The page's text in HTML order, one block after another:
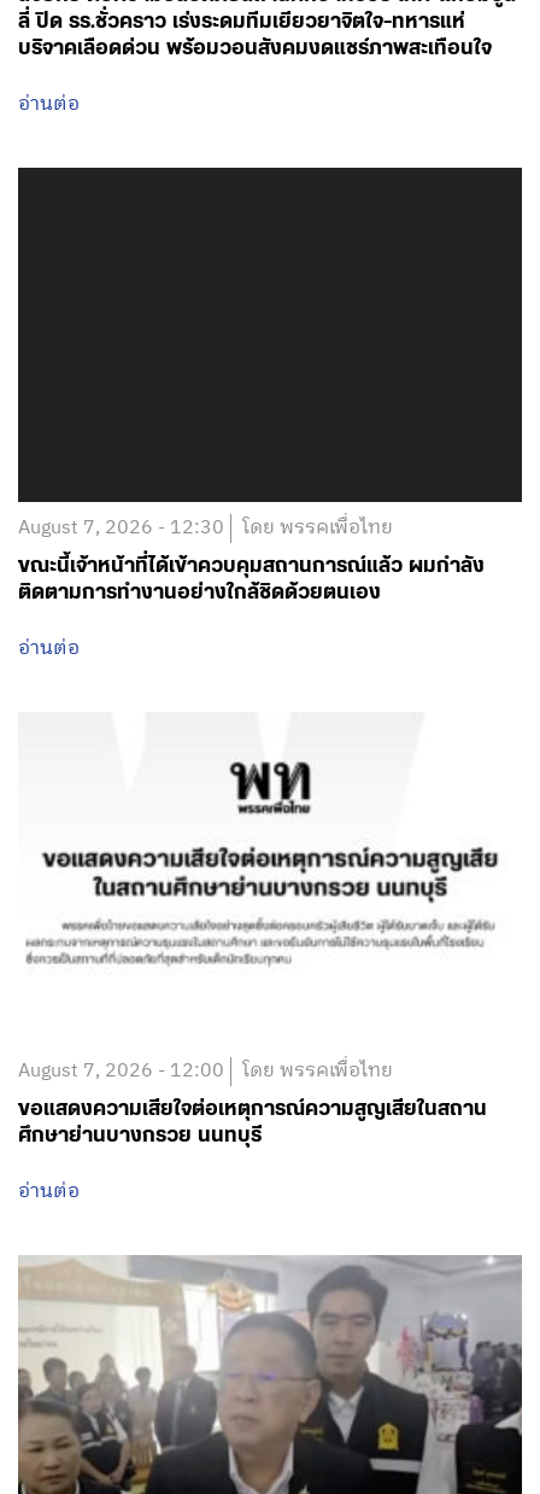
ลี่ ปิด รร.ชั่วคราว เร่งระดมทีมเยียวยาจิตใจ-ทหารแห่
บริจาคเลือดด่วน พร้อมวอนสังคมงดแชร์ภาพสะเทือนใจ
อ่านต่อ
August 7, 2026 - 12:30 โดย พรรคเพื่อไทย
ขณะนี้เจ้าหน้าที่ได้เข้าควบคุมสถานการณ์แล้ว ผมกำลัง
ติดตามการทำงานอย่างใกล้ชิดด้วยตนเอง
อ่านต่อ
August 7, 2026 - 12:00 โดย พรรคเพื่อไทย
ขอแสดงความเสียใจต่อเหตุการณ์ความสูญเสียในสถาน
ศึกษาย่านบางกรวย นนทบุรี
อ่านต่อ